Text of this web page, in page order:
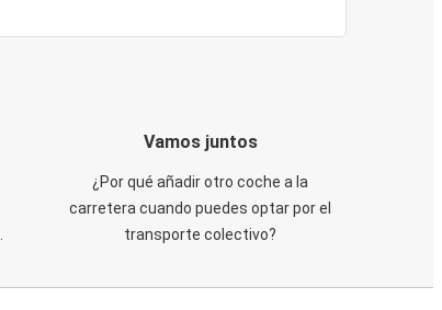
Vamos juntos
¿Por qué añadir otro coche a la
carretera cuando puedes optar por el
transporte colectivo?